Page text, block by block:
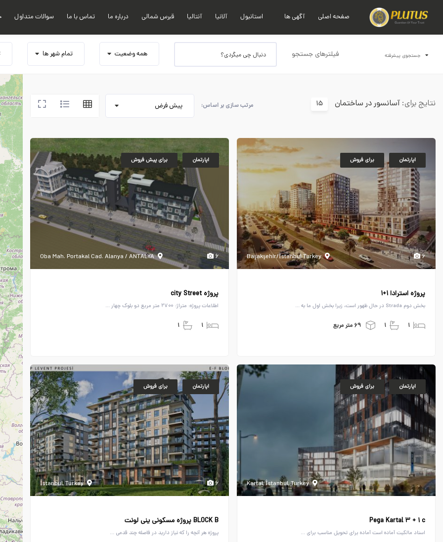
صفحه اصلی آگهی ها استانبول آلانیا آنتالیا قبرس شمالی درباره ما تماس با ما سوالات متداول
جستجوی پیشرفته فیلترهای جستجو همه وضعیت تمام شهر ها
نتایج برای: آسانسور در ساختمان 15 مرتب سازی بر اساس: پیش فرض
Oba Mah. Portakal Cad. Alanya / ANTALYA
برای پیش فروش اپارتمان
۶
پروژه city Street
اطلاعات پروژه: متراژ: ۲۷۰۰ متر مربع دو بلوک چهار ...
۱ ۱
Başakşehir/İstanbul Turkey
برای فروش اپارتمان
۶
پروژه استرادا ۱+۱
بخش دوم Strada در حال ظهور است، زیرا بخش اول ما به ...
۱ ۱
İstanbul, Turkey
برای فروش اپارتمان
۶
BLOCK B پروژه مسکونی ینی لونت
پروژه هر آنچه را که نیاز دارید در فاصله چند قدمی ...
Kartal, İstanbul, Turkey
برای فروش اپارتمان
Pega Kartal ۳ + ۱ c
اسناد مالکیت آماده است آماده برای تحویل مناسب برای ...